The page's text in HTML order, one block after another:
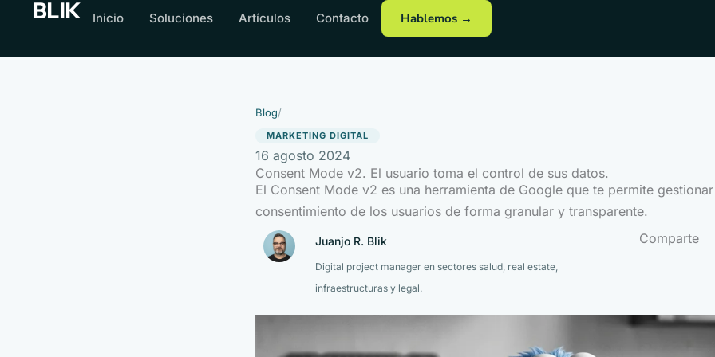
BLIK Inicio Soluciones Artículos Contacto Hablemos →
Blog/
MARKETING DIGITAL
16 agosto 2024
Consent Mode v2. El usuario toma el control de sus datos.
El Consent Mode v2 es una herramienta de Google que te permite
consentimiento de los usuarios de forma granular y transparente.
Juanjo R. Blik
Digital project manager en sectores salud, real estate,
infraestructuras y legal.
Comparte